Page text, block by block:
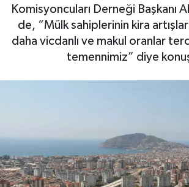
Komisyoncuları Derneği Başkanı
de, “Mülk sahiplerinin kira
daha vicdanlı ve makul oranlar
temennimiz” diye
Gündem
Politika